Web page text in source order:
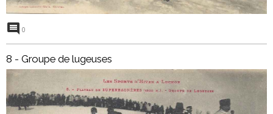
0
8 - Groupe de lugeuses